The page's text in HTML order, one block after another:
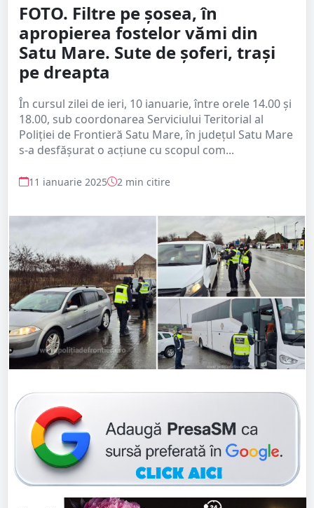
FOTO. Filtre pe șosea, în
apropierea fostelor vămi din
Satu Mare. Sute de șoferi, trași
pe dreapta
În cursul zilei de ieri, 10 ianuarie, între orele 14.00 și
18.00, sub coordonarea Serviciului Teritorial al
Poliției de Frontieră Satu Mare, în județul Satu Mare
s-a desfășurat o acțiune cu scopul com...
11 ianuarie 2025 2 min citire